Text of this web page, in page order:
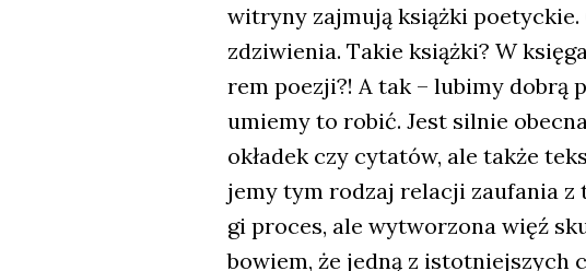
witry­ny zaj­mu­ją książ­ki poetyc­kie.
zdzi­wie­nia. Takie książ­ki? W
rem poezji?! A tak – lubi­my dobrą
umie­my to robić. Jest sil­nie
okła­dek czy cyta­tów, ale tak­że
je­my tym rodzaj rela­cji zaufa­nia z
gi pro­ces, ale wytwo­rzo­na więź
bowiem, że jed­ną z istot­niej­szych